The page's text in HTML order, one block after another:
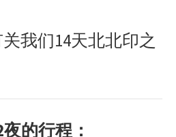
我们14天北北印之
的行程：